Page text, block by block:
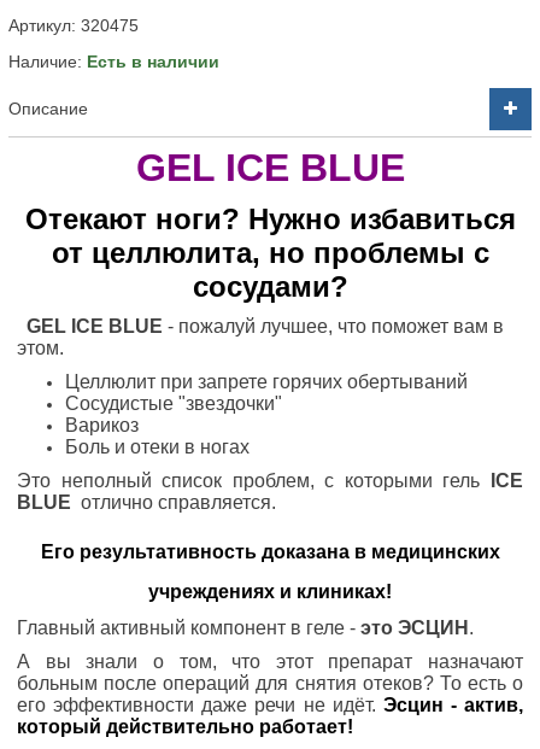
Артикул: 320475
Наличие: Есть в наличии
Описание
GEL ICE BLUE
Отекают ноги? Нужно избавиться
от целлюлита, но проблемы с
сосудами?
GEL ICE BLUE - пожалуй лучшее, что поможет вам в
этом.
Целлюлит при запрете горячих обертываний
Сосудистые "звездочки"
Варикоз
Боль и отеки в ногах
Это неполный список проблем, с которыми гель
ICE
BLUE отлично справляется.
Его результативность доказана в медицинских
учреждениях и клиниках!
Главный активный компонент в геле - это ЭСЦИН .
А вы знали о том, что этот препарат назначают
больным после операций для снятия отеков? То есть о
его эффективности даже речи не идёт. Эсцин - актив,
который действительно работает!